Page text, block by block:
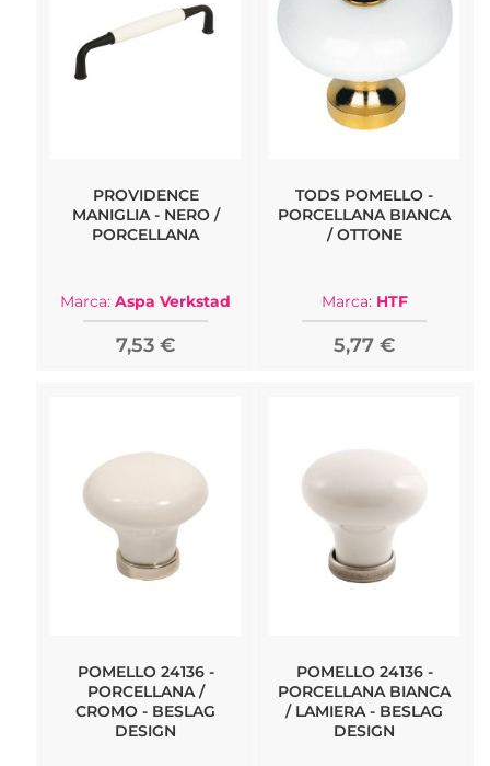
PROVIDENCE
MANIGLIA - NERO /
PORCELLANA
Marca: Aspa Verkstad
7,53 €
TODS POMELLO -
PORCELLANA BIANCA
/ OTTONE
Marca: HTF
5,77 €
POMELLO 24136 -
PORCELLANA /
CROMO - BESLAG
DESIGN
POMELLO 24136 -
PORCELLANA BIANCA
/ LAMIERA - BESLAG
DESIGN